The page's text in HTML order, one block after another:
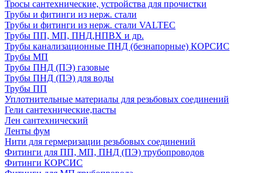
Тросы сантехнические, устройства для прочистки
Трубы и фитинги из нерж. стали
Трубы и фитинги из нерж. стали VALTEC
Трубы ПП, МП, ПНД,НПВХ и др.
Трубы канализационные ПНД (безнапорные) КОРСИС
Трубы МП
Трубы ПНД (ПЭ) газовые
Трубы ПНД (ПЭ) для воды
Трубы ПП
Уплотнительные материалы для резьбовых соединений
Гели сантехнические,пасты
Лен сантехнический
Ленты фум
Нити для гермеризации резьбовых соединений
Фитинги для ПП, МП, ПНД (ПЭ) трубопроводов
Фитинги КОРСИС